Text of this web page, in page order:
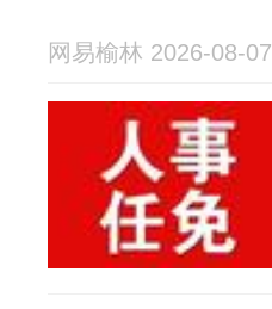
网易榆林 2026-08-07